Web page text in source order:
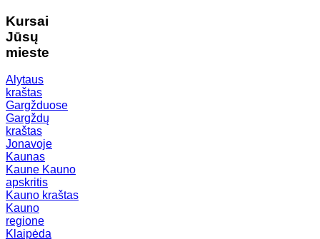
Kursai
Jūsų
mieste
Alytaus
kraštas
Gargžduose
Gargždų
kraštas
Jonavoje
Kaunas
Kaune Kauno
apskritis
Kauno kraštas
Kauno
regione
Klaipėda